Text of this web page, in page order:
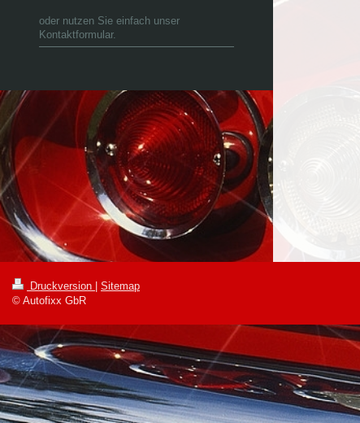
oder nutzen Sie einfach unser
Kontaktformular.
Druckversion | Sitemap
© Autofixx GbR